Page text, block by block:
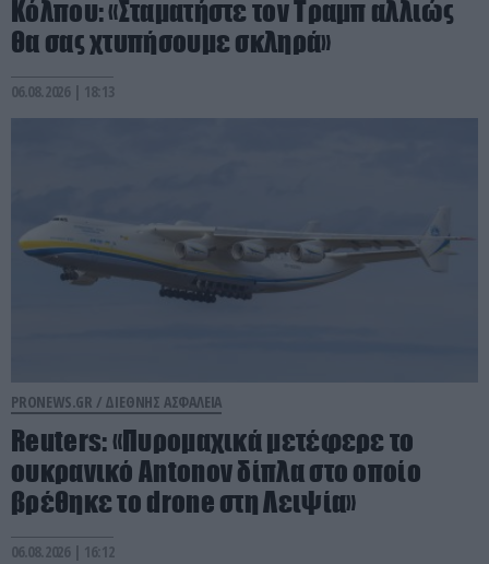
Κόλπου: «Σταματήστε τον Τραμπ αλλιώς
θα σας χτυπήσουμε σκληρά»
06.08.2026 | 18:13
PRONEWS.GR / ΔΙΕΘΝΗΣ ΑΣΦΑΛΕΙΑ
Reuters: «Πυρομαχικά μετέφερε το
ουκρανικό Antonov δίπλα στο οποίο
βρέθηκε το drone στη Λειψία»
06.08.2026 | 16:12